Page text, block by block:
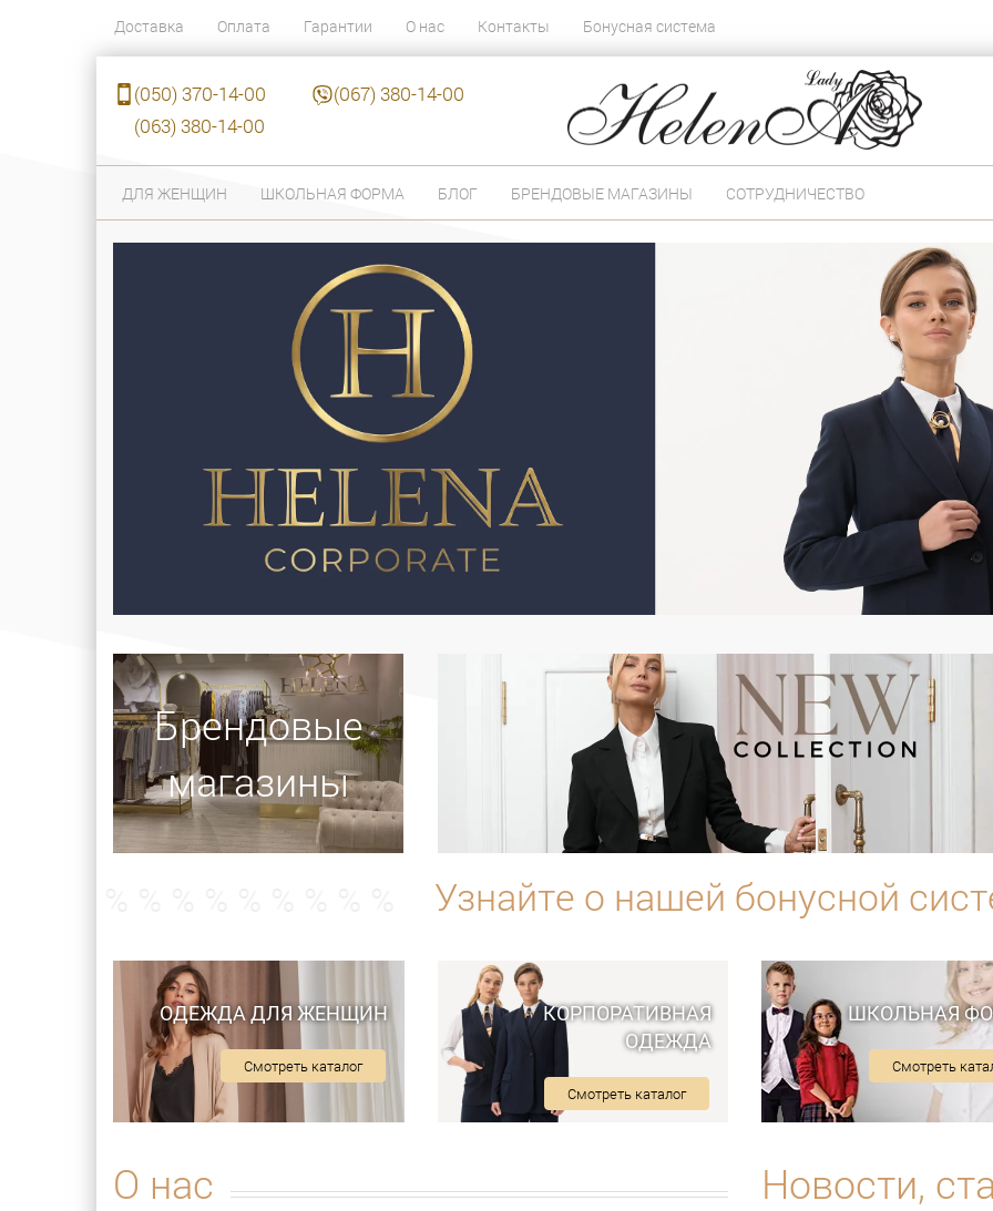
Доставка Оплата Гарантии О нас Контакты Бонусная система
(050) 370-14-00
(067) 380-14-00
(063) 380-14-00
ДЛЯ ЖЕНЩИН ШКОЛЬНАЯ ФОРМА БЛОГ БРЕНДОВЫЕ МАГАЗИНЫ СОТРУДНИЧЕСТВО
Брендовые
магазины
Узнайте о нашей бонусной
ОДЕЖДА ДЛЯ ЖЕНЩИН
Смотреть каталог
КОРПОРАТИВНАЯ
ОДЕЖДА
Смотреть каталог
ШКОЛЬНАЯ
Смотреть
О нас Новости,